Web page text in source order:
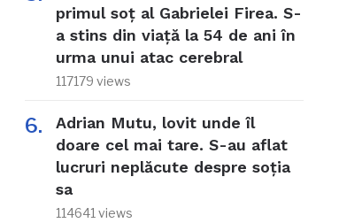
primul soț al Gabrielei Firea. S-
a stins din viață la 54 de ani în
urma unui atac cerebral
117179 views
Adrian Mutu, lovit unde îl
doare cel mai tare. S-au aflat
lucruri neplăcute despre soția
sa
114641 views